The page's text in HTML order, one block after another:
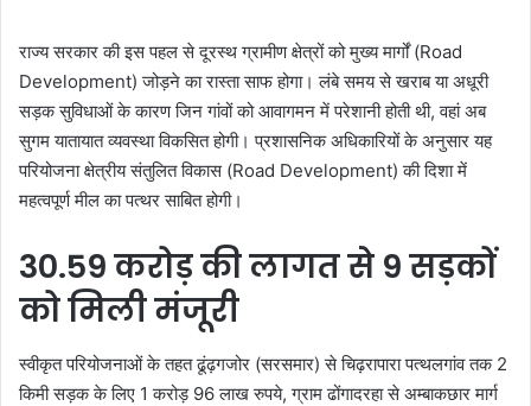
राज्य सरकार की इस पहल से दूरस्थ ग्रामीण क्षेत्रों को मुख्य मार्गों (Road
Development) जोड़ने का रास्ता साफ होगा। लंबे समय से खराब या अधूरी
सड़क सुविधाओं के कारण जिन गांवों को आवागमन में परेशानी होती थी, वहां अब
सुगम यातायात व्यवस्था विकसित होगी। प्रशासनिक अधिकारियों के अनुसार यह
परियोजना क्षेत्रीय संतुलित विकास (Road Development) की दिशा में
महत्वपूर्ण मील का पत्थर साबित होगी।
30.59 करोड़ की लागत से 9 सड़कों
को मिली मंजूरी
स्वीकृत परियोजनाओं के तहत ढूंढ़गजोर (सरसमार) से चिढ़रापारा पत्थलगांव तक 2
किमी सड़क के लिए 1 करोड़ 96 लाख रुपये, ग्राम ढोंगादरहा से अम्बाकछार मार्ग